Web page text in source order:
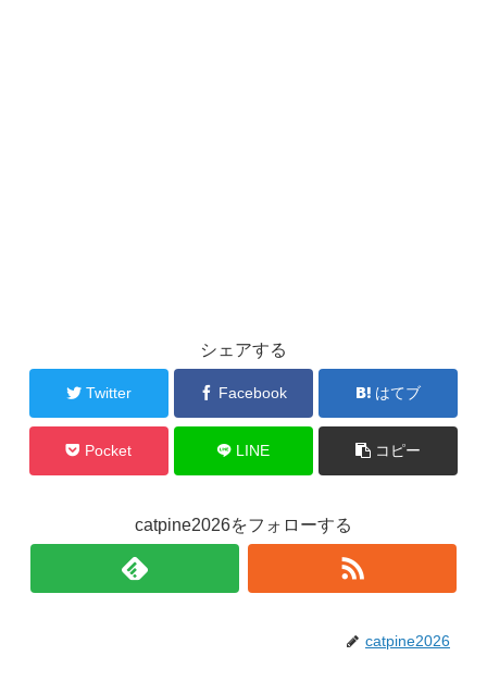
シェアする
Twitter Facebook はてブ
Pocket LINE コピー
catpine2026をフォローする
catpine2026